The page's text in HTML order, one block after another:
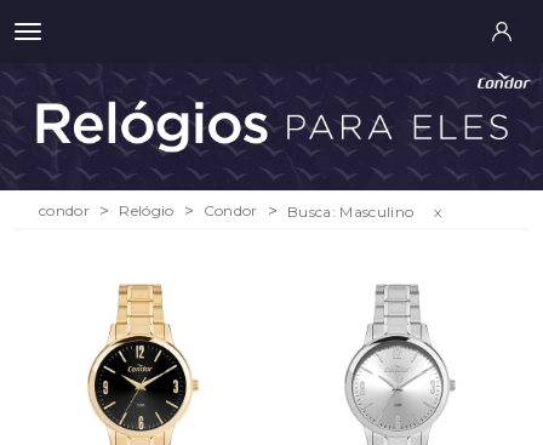
condor Relógio Condor Busca: Masculino x